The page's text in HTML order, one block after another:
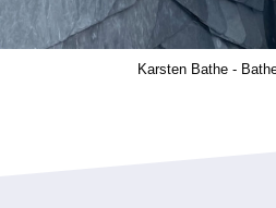
Karsten Bathe -